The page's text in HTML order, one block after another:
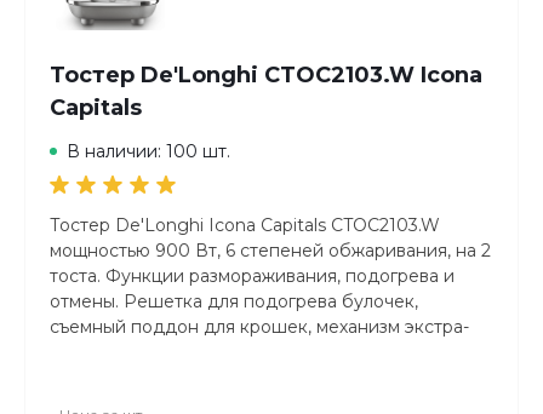
Тостер De'Longhi CTOC2103.W Icona
Capitals
В наличии: 100 шт.
Тостер De'Longhi Icona Capitals CTOC2103.W
мощностью 900 Вт, 6 степеней обжаривания, на 2
тоста. Функции размораживания, подогрева и
отмены. Решетка для подогрева булочек,
съемный поддон для крошек, механизм экстра-